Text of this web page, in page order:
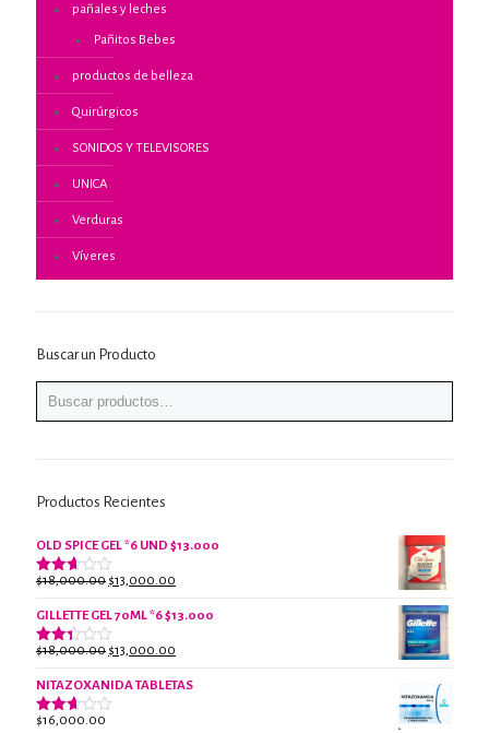
pañales y leches
Pañitos Bebes
productos de belleza
Quirúrgicos
SONIDOS Y TELEVISORES
UNICA
Verduras
Víveres
Buscar un Producto
Productos Recientes
OLD SPICE GEL *6 UND $13.000
Valorado
2.61
de 5
$18,000.00 El
original
era:
$13,000.00
actual
GILLETTE GEL 70ML *6 $13.000
Valorado
2.38
de 5
$18,000.00 El
original
era:
$13,000.00
actual
NITAZOXANIDA TABLETAS
Valorado
$16,000.00